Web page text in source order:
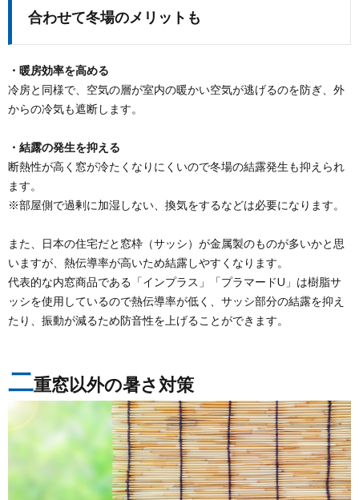
合わせて冬場のメリットも
・暖房効率を高める
冷房と同様で、空気の層が室内の暖かい空気が逃げるのを防ぎ、外
からの冷気も遮断します。
・結露の発生を抑える
断熱性が高く窓が冷たくなりにくいので冬場の結露発生も抑えられ
ます。
※部屋側で過剰に加湿しない、換気をするなどは必要になります。
また、日本の住宅だと窓枠（サッシ）が金属製のものが多いかと思
いますが、熱伝導率が高いため結露しやすくなります。
代表的な内窓商品である「インプラス」「プラマードU」は樹脂サ
ッシを使用しているので熱伝導率が低く、サッシ部分の結露を抑え
たり、振動が減るため防音性を上げることができます。
二重窓以外の暑さ対策